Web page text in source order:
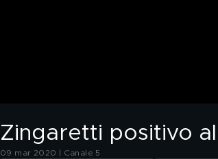
Zingaretti positivo
09 mar 2020 | Canale 5